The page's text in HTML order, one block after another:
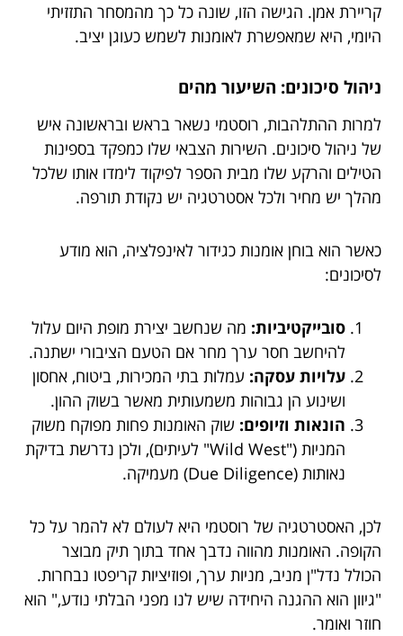
קריירת אמן. הגישה הזו, שונה כל כך מהמסחר התזזיתי
היומי, היא שמאפשרת לאומנות לשמש כעוגן יציב.
ניהול סיכונים: השיעור מהים
למרות ההתלהבות, רוסטמי נשאר בראש ובראשונה איש
של ניהול סיכונים. השירות הצבאי שלו כמפקד בספינות
הטילים והרקע שלו מבית הספר לפיקוד לימדו אותו שלכל
מהלך יש מחיר ולכל אסטרטגיה יש נקודת תורפה.
כאשר הוא בוחן אומנות כגידור לאינפלציה, הוא מודע
לסיכונים:
סובייקטיביות: מה שנחשב יצירת מופת היום עלול
להיחשב חסר ערך מחר אם הטעם הציבורי ישתנה.
עלויות עסקה: עמלות בתי המכירות, ביטוח, אחסון
ושינוע הן גבוהות משמעותית מאשר בשוק ההון.
הונאות וזיופים: שוק האומנות פחות מפוקח משוק
המניות ("Wild West" לעיתים), ולכן נדרשת בדיקת
נאותות (Due Diligence) מעמיקה.
לכן, האסטרטגיה של רוסטמי היא לעולם לא להמר על כל
הקופה. האומנות מהווה נדבך אחד בתוך תיק מבוצר
הכולל נדל"ן מניב, מניות ערך, ופוזיציות קריפטו נבחרות.
"גיוון הוא ההגנה היחידה שיש לנו מפני הבלתי נודע," הוא
חוזר ואומר.